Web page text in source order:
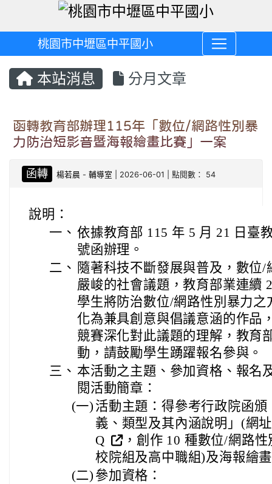
桃園市中壢區中平國小
本站消息 分月文章
函轉教育部辦理115年「數位/網路性別暴
力防治短影音暨海報繪畫比賽」一案
函轉 楊若晨 -輔導室 | 2026-06-01 | 點閱數： 54
說明：
一、 依據教育部 115 年 5 月 21 日臺
號函辦理。
二、 隨著科技不斷發展與普及，數位
嚴峻的社會議題，教育部業連續
學生將防治數位/網路性別暴力
化為兼具創意與倡議意涵的作品
競賽深化對此議題的理解，教育
動，請鼓勵學生踴躍報名參與。
三、 本活動之主題、參加資格、報名
閱活動簡章：
(一) 活動主題：得參考行政院函
義、類型及其內涵說明」(網
Q
，創作 10 種數位/網路
校院組及高中職組)及海報繪
(二) 參加資格：